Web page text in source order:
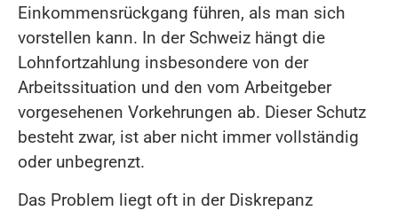
Einkommensrückgang führen, als man sich
vorstellen kann. In der Schweiz hängt die
Lohnfortzahlung insbesondere von der
Arbeitssituation und den vom Arbeitgeber
vorgesehenen Vorkehrungen ab. Dieser Schutz
besteht zwar, ist aber nicht immer vollständig
oder unbegrenzt.
Das Problem liegt oft in der Diskrepanz